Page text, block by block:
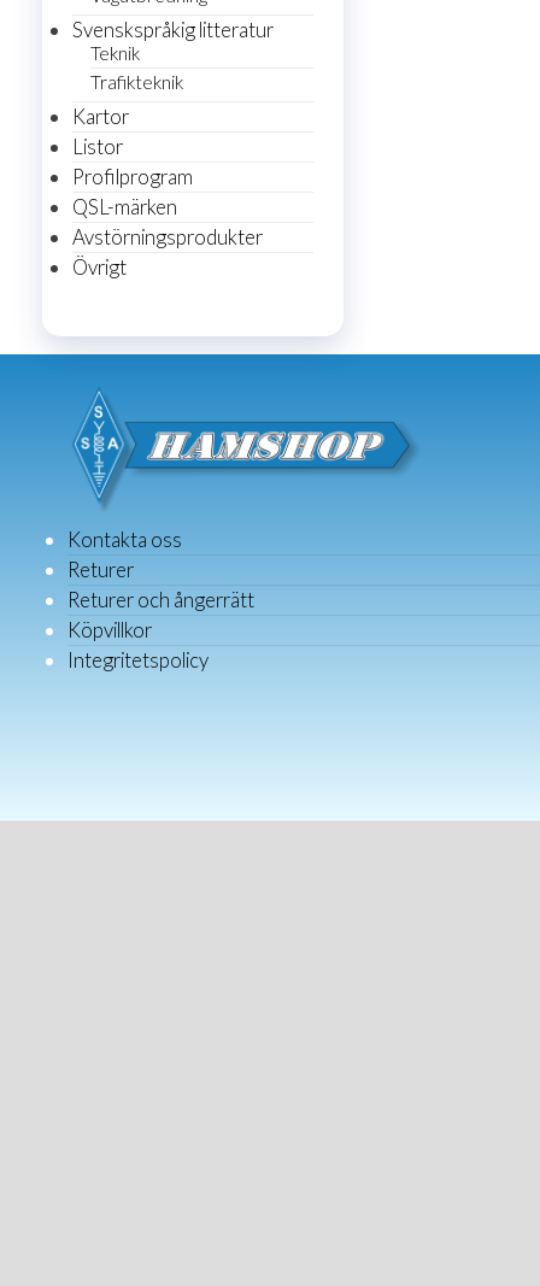
Svenskspråkig litteratur
Teknik
Trafikteknik
Kartor
Listor
Profilprogram
QSL-märken
Avstörningsprodukter
Övrigt
Kontakta oss
Returer
Returer och ångerrätt
Köpvillkor
Integritetspolicy